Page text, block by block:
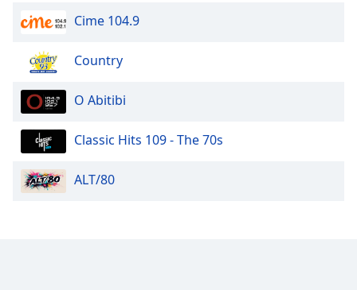
Caption
Area
Background
Color
Opacity
Cime 104.9
Country
O Abitibi
Classic Hits 109 - The 70s
ALT/80